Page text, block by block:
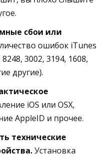
сбои или
ошибок iTunes
3002, 3194, 1608,
другие).
iOS или OSX,
AppleID и прочее.
технические
Установка